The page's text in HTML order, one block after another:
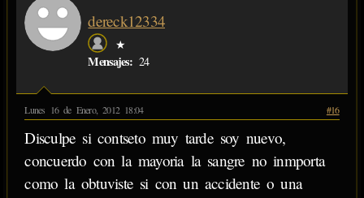
dereck12334
★
Mensajes: 24
Lunes 16 de Enero, 2012 18:04 #16
Disculpe si contseto muy tarde soy nuevo,
concuerdo con la mayoria la sangre no inmporta
como la obtuviste si con un accidente o una